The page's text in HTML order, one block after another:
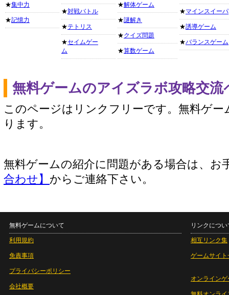
★集中力
★記憶力
★対戦バトル
★テトリス
★セイムゲー
ム
★解体ゲーム
★謎解き
★クイズ問題
★算数ゲーム
★マインスイーパ
★誘導ゲーム
★バランスゲーム
無料ゲームのアイズラボ攻略交
このページはリンクフリーです。無料ゲー
ります。
無料ゲームの紹介に問題がある場合は、お
合わせ】 からご連絡下さい。
無料ゲームについて
利用規約
免責事項
プライバシーポリシー
会社概要
リンクについ
相互リンク集
ゲームサイト
オンラインゲ